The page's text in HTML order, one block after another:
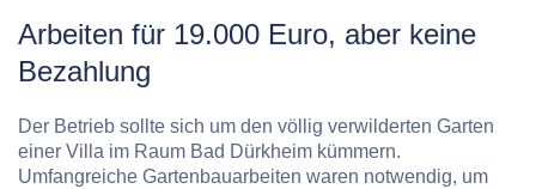
Arbeiten für 19.000 Euro, aber keine
Bezahlung
Der Betrieb sollte sich um den völlig verwilderten Garten
einer Villa im Raum Bad Dürkheim kümmern.
Umfangreiche Gartenbauarbeiten waren notwendig, um